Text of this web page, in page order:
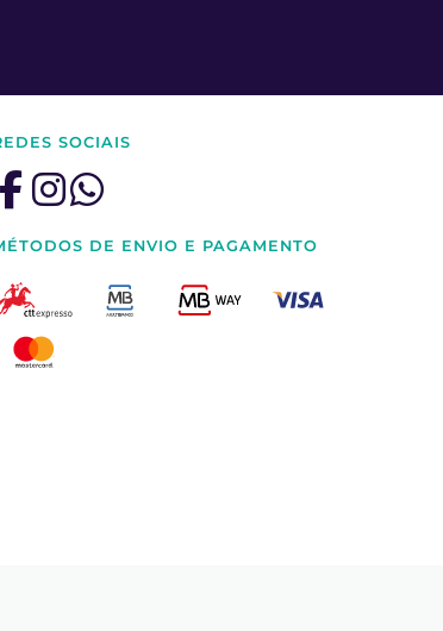
SOCIAIS
DE ENVIO E PAGAMENTO